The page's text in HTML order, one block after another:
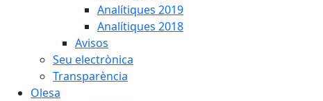
Analítiques 2019
Analítiques 2018
Avisos
Seu electrònica
Transparència
Olesa